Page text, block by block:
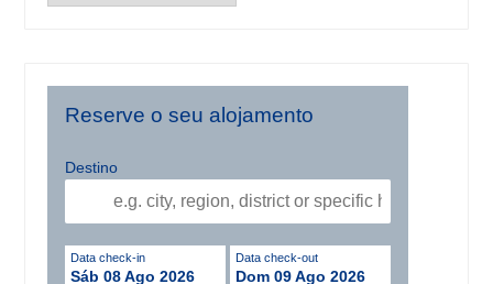
Reserve o seu alojamento
Destino
Data check-in
Sáb 08 Ago 2026
Data check-out
Dom 09 Ago 2026